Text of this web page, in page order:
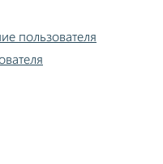
пользователя